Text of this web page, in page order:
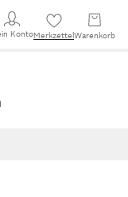
KontoMerkzettel Warenkorb